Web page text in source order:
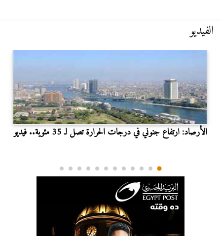
الفيديو
الأرصاد: ارتفاع جنوني في درجات الحرارة تصل لـ 35 مئوية.. فيديو